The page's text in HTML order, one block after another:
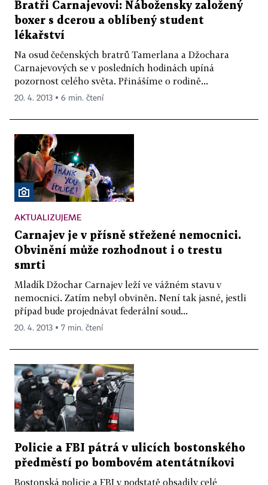
Bratři Carnajevovi: Nábožensky založený
boxer s dcerou a oblíbený student
lékařství
Na osud čečenských bratrů Tamerlana a Džochara
Carnajevových se v posledních hodinách upíná
pozornost celého světa. Přinášíme o rodině...
20. 4. 2013 ▪ 6 min. čtení
AKTUALIZUJEME
Carnajev je v přísně střežené nemocnici.
Obvinění může rozhodnout i o trestu
smrti
Mladík Džochar Carnajev leží ve vážném stavu v
nemocnici. Zatím nebyl obviněn. Není tak jasné, jestli
případ bude projednávat federální soud...
20. 4. 2013 ▪ 7 min. čtení
Policie a FBI pátrá v ulicích bostonského
předměstí po bombovém atentátníkovi
Bostonská policie a FBI v podstatě obsadily celé